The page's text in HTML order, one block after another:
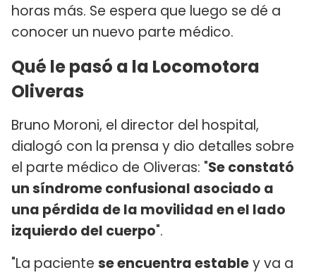
horas más. Se espera que luego se dé a
conocer un nuevo parte médico.
Qué le pasó a la Locomotora
Oliveras
Bruno Moroni, el director del hospital,
dialogó con la prensa y dio detalles sobre
el parte médico de Oliveras: "Se constató
un síndrome confusional asociado a
una pérdida de la movilidad en el lado
izquierdo del cuerpo".
"La paciente se encuentra establey va a